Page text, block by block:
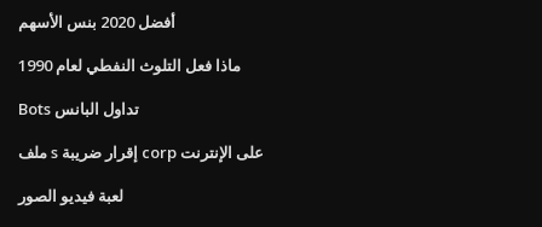
أفضل 2020 بنس الأسهم
ماذا فعل التلوث النفطي لعام 1990
Bots تداول البانس
ملف s إقرار ضريبة corp على الإنترنت
لعبة فيديو الصور